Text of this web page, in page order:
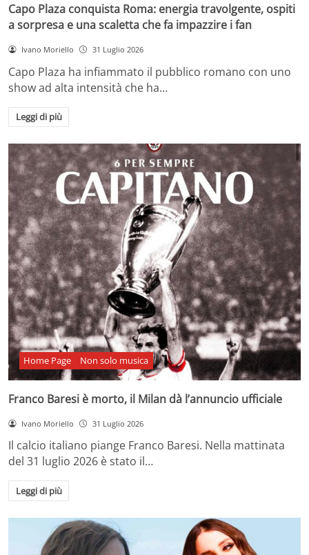
Capo Plaza conquista Roma: energia travolgente, ospiti
a sorpresa e una scaletta che fa impazzire i fan
Ivano Moriello 31 Luglio 2026
Capo Plaza ha infiammato il pubblico romano con uno
show ad alta intensità che ha…
Leggi di più
Home Page Non solo musica
Franco Baresi è morto, il Milan dà l’annuncio ufficiale
Ivano Moriello 31 Luglio 2026
Il calcio italiano piange Franco Baresi. Nella mattinata
del 31 luglio 2026 è stato il…
Leggi di più